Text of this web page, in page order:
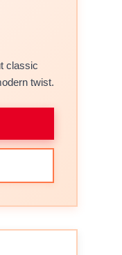
classic
twist.